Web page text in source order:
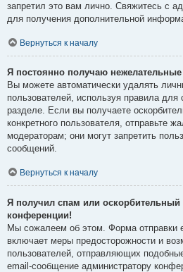
запретил это вам лично. Свяжитесь с
для получения дополнительной
Вернуться к началу
Я постоянно получаю
Вы можете автоматически удалять
пользователей, используя правила
разделе. Если вы получаете
конкретного пользователя, отправьте
модераторам; они могут запретить
сообщений.
Вернуться к началу
Я получил спам или оскорбительный
конференции!
Мы сожалеем об этом. Форма отправки
включает меры предосторожности и
пользователей, отправляющих
email-сообщение администратору